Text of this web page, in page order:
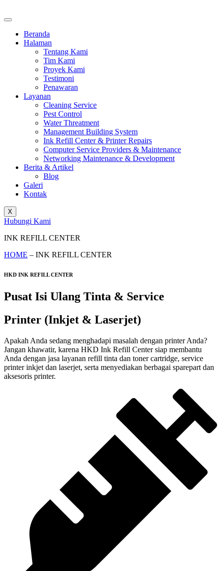
Beranda
Halaman
Tentang Kami
Tim Kami
Proyek Kami
Testimoni
Penawaran
Layanan
Cleaning Service
Pest Control
Water Threatment
Management Building System
Ink Refill Center & Printer Repairs
Computer Service Providers & Maintenance
Networking Maintenance & Development
Berita & Artikel
Blog
Galeri
Kontak
X
Hubungi Kami
INK REFILL CENTER
HOME – INK REFILL CENTER
HKD INK REFILL CENTER
Pusat Isi Ulang Tinta & Service
Printer (Inkjet & Laserjet)
Apakah Anda sedang menghadapi masalah dengan printer Anda?
Jangan khawatir, karena HKD Ink Refill Center siap membantu
Anda dengan jasa layanan refill tinta dan toner cartridge, service
printer inkjet dan laserjet, serta menyediakan berbagai sparepart dan
aksesoris printer.